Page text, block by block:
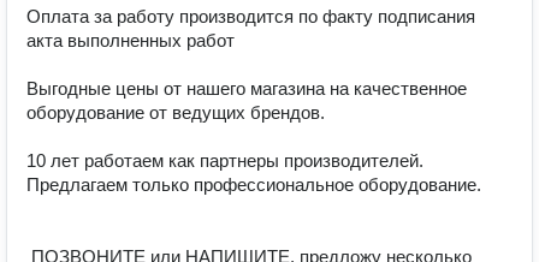
Оплата за работу производится по факту подписания
акта выполненных работ
Выгодные цены от нашего магазина на качественное
оборудование от ведущих брендов.
10 лет работаем как партнеры производителей.
Предлагаем только профессиональное оборудование.